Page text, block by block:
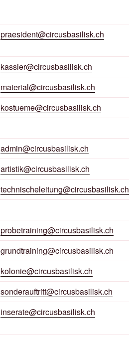
praesident@circusbasilisk.ch
kassier@circusbasilisk.ch
material@circusbasilisk.ch
kostueme@circusbasilisk.ch
admin@circusbasilisk.ch
artistik@circusbasilisk.ch
technischeleitung@circusbasilisk.ch
probetraining@circusbasilisk.ch
grundtraining@circusbasilisk.ch
kolonie@circusbasilisk.ch
sonderauftritt@circusbasilisk.ch
inserate@circusbasilisk.ch